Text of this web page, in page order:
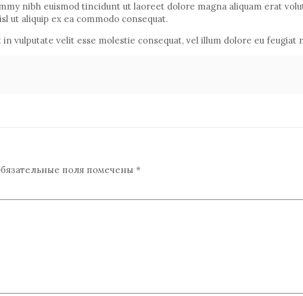
nibh euismod tincidunt ut laoreet dolore magna aliquam erat
ut aliquip ex ea commodo consequat.
vulputate velit esse molestie consequat, vel illum dolore eu feugiat
поля помечены*